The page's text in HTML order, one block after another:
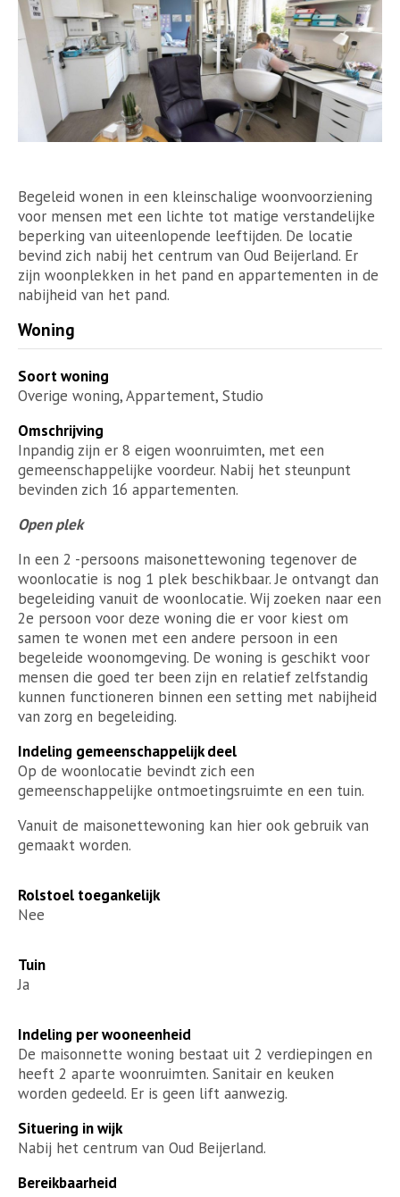
Begeleid wonen in een kleinschalige woonvoorziening
voor mensen met een lichte tot matige verstandelijke
beperking van uiteenlopende leeftijden. De locatie
bevind zich nabij het centrum van Oud Beijerland. Er
zijn woonplekken in het pand en appartementen in de
nabijheid van het pand.
Woning
Soort woning
Overige woning, Appartement, Studio
Omschrijving
Inpandig zijn er 8 eigen woonruimten, met een
gemeenschappelijke voordeur. Nabij het steunpunt
bevinden zich 16 appartementen.
Open plek
In een 2 -persoons maisonettewoning tegenover de
woonlocatie is nog 1 plek beschikbaar. Je ontvangt dan
begeleiding vanuit de woonlocatie. Wij zoeken naar een
2e persoon voor deze woning die er voor kiest om
samen te wonen met een andere persoon in een
begeleide woonomgeving. De woning is geschikt voor
mensen die goed ter been zijn en relatief zelfstandig
kunnen functioneren binnen een setting met nabijheid
van zorg en begeleiding.
Indeling gemeenschappelijk deel
Op de woonlocatie bevindt zich een
gemeenschappelijke ontmoetingsruimte en een tuin.
Vanuit de maisonettewoning kan hier ook gebruik van
gemaakt worden.
Rolstoel toegankelijk
Nee
Tuin
Ja
Indeling per wooneenheid
De maisonnette woning bestaat uit 2 verdiepingen en
heeft 2 aparte woonruimten. Sanitair en keuken
worden gedeeld. Er is geen lift aanwezig.
Situering in wijk
Nabij het centrum van Oud Beijerland.
Bereikbaarheid